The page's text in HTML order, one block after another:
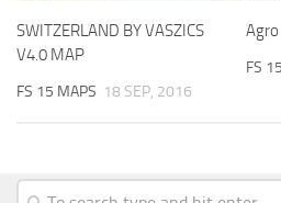
SWITZERLAND BY VASZICS
V4.0 MAP
FS 15 MAPS 18 SEP, 2016
Agro
FS